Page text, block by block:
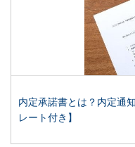
内定承諾書とは？内定通
レート付き】